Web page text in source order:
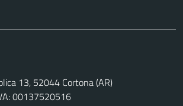
13, 52044 Cortona (AR)
00137520516